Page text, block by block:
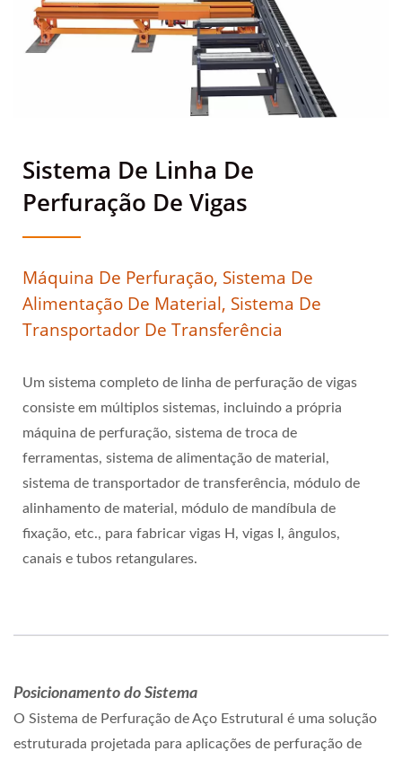
Sistema De Linha De
Perfuração De Vigas
Máquina De Perfuração, Sistema De
Alimentação De Material, Sistema De
Transportador De Transferência
Um sistema completo de linha de perfuração de vigas
consiste em múltiplos sistemas, incluindo a própria
máquina de perfuração, sistema de troca de
ferramentas, sistema de alimentação de material,
sistema de transportador de transferência, módulo de
alinhamento de material, módulo de mandíbula de
fixação, etc., para fabricar vigas H, vigas I, ângulos,
canais e tubos retangulares.
Posicionamento do Sistema
O Sistema de Perfuração de Aço Estrutural é uma solução
estruturada projetada para aplicações de perfuração de